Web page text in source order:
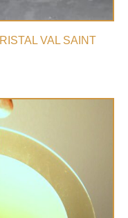
VAL SAINT